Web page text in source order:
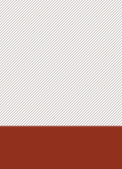
内について
2018-12-